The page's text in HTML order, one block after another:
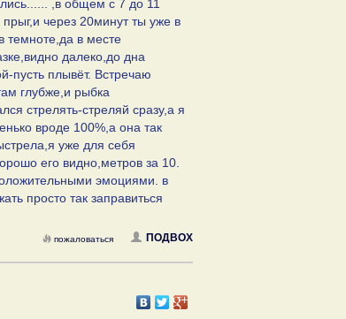
,в общем с 7 до 11
через 20минут ты уже в
темноте,да в месте
далеко,до дна
пусть плывёт. Встречаю
глубже,и рыбка
стрелять-стреляй сразу,а я
вроде 100%,а она так
уже для себя
его видно,метров за 10.
эмоциями. в
просто так заправиться
ПОДВОХ
пожаловаться